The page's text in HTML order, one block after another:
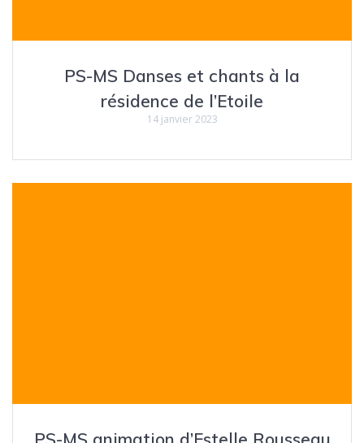
PS-MS Danses et chants à la
résidence de l’Etoile
14 janvier 2023